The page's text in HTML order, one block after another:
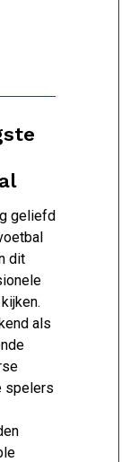
geliefd
dit
als
spelers